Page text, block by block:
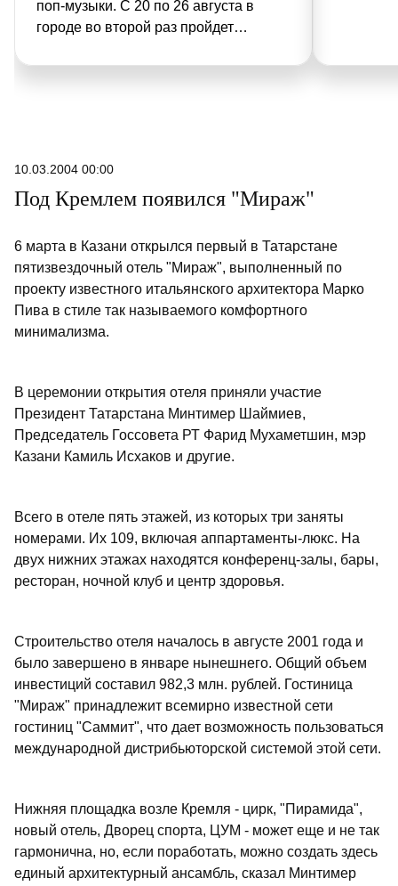
поп-музыки. С 20 по 26 августа в
городе во второй раз пройдет
исполнителей «Новая волна». На
пир.
10.03.2004 00:00
Под Кремлем появился "Мираж"
6 марта в Казани открылся первый в Татарстане
пятизвездочный отель "Мираж", выполненный по
проекту известного итальянского архитектора Марко
Пива в стиле так называемого комфортного
минимализма.
В церемонии открытия отеля приняли участие
Президент Татарстана Минтимер Шаймиев,
Председатель Госсовета РТ Фарид Мухаметшин, мэр
Казани Камиль Исхаков и другие.
Всего в отеле пять этажей, из которых три заняты
номерами. Их 109, включая аппартаменты-люкс. На
двух нижних этажах находятся конференц-залы, бары,
ресторан, ночной клуб и центр здоровья.
Строительство отеля началось в августе 2001 года и
было завершено в январе нынешнего. Общий объем
инвестиций составил 982,3 млн. рублей. Гостиница
"Мираж" принадлежит всемирно известной сети
гостиниц "Саммит", что дает возможность пользоваться
международной дистрибьюторской системой этой сети.
Нижняя площадка возле Кремля - цирк, "Пирамида",
новый отель, Дворец спорта, ЦУМ - может еще и не так
гармонична, но, если поработать, можно создать здесь
единый архитектурный ансамбль, сказал Минтимер